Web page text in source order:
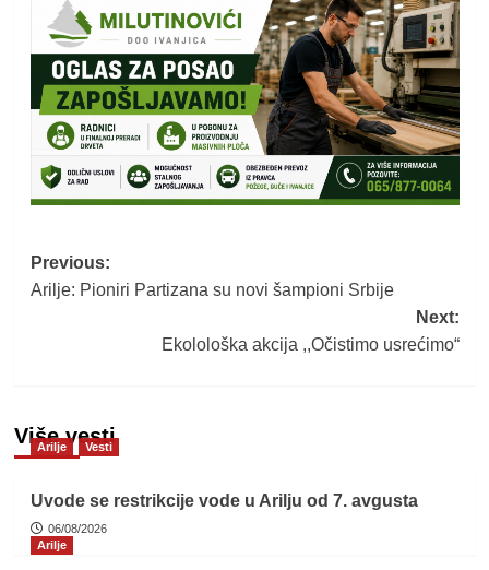
Post
navigation
Previous:
Arilje: Pioniri Partizana su novi šampioni Srbije
Next:
Ekolološka akcija ,,Očistimo usrećimo“
Više vesti
Arilje Vesti
Uvode se restrikcije vode u Arilju od 7. avgusta
06/08/2026
Arilje